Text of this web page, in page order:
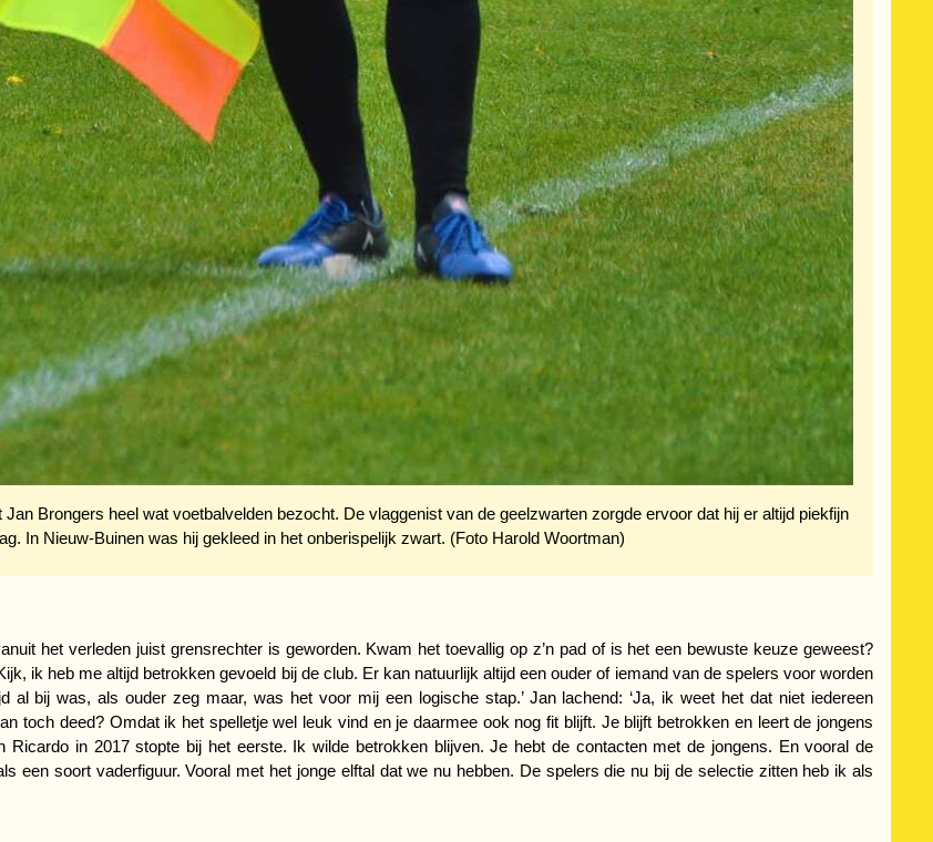
Brongers heel wat voetbalvelden bezocht. De vlaggenist van de geelzwarten zorgde ervoor dat hij er altijd piekfijn
In Nieuw-Buinen was hij gekleed in het onberispelijk zwart. (Foto Harold Woortman)
het verleden juist grensrechter is geworden. Kwam het toevallig op z’n pad of is het een bewuste keuze geweest?
ik heb me altijd betrokken gevoeld bij de club. Er kan natuurlijk altijd een ouder of iemand van de spelers voor worden
al bij was, als ouder zeg maar, was het voor mij een logische stap.’ Jan lachend: ‘Ja, ik weet het dat niet iedereen
toch deed? Omdat ik het spelletje wel leuk vind en je daarmee ook nog fit blijft. Je blijft betrokken en leert de jongens
Ricardo in 2017 stopte bij het eerste. Ik wilde betrokken blijven. Je hebt de contacten met de jongens. En vooral de
een soort vaderfiguur. Vooral met het jonge elftal dat we nu hebben. De spelers die nu bij de selectie zitten heb ik als